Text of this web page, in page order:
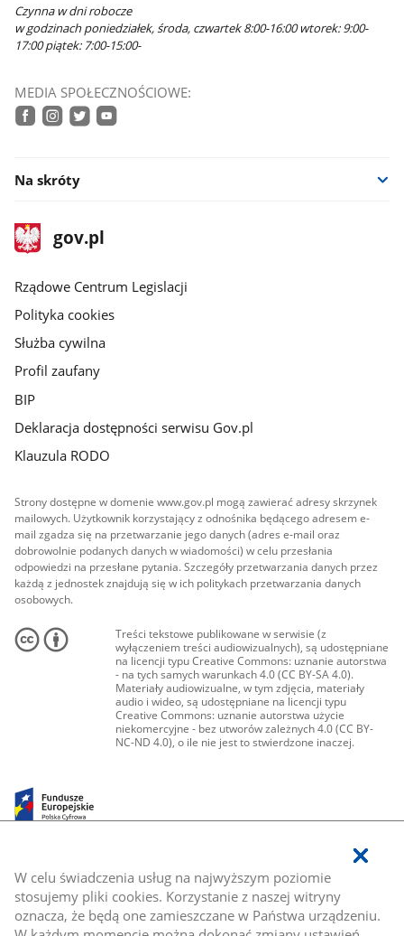
W celu świadczenia usług na najwyższym poziomie
stosujemy pliki cookies. Korzystanie z naszej witryny
oznacza, że będą one zamieszczane w Państwa urządzeniu.
Czynna w dni robocze
w godzinach poniedziałek, środa, czwartek 8:00-16:00 wtorek: 9:00-
17:00 piątek: 7:00-15:00-
MEDIA SPOŁECZNOŚCIOWE:
Na skróty
stopka
gov.plStrona
gov.pl
Rządowe Centrum Legislacji
Polityka cookies
Służba cywilna
Profil zaufany
BIP
Deklaracja dostępności serwisu Gov.pl
Klauzula RODO
Strony dostępne w domenie www.gov.pl mogą zawierać adresy skrzynek
mailowych. Użytkownik korzystający z odnośnika będącego adresem e-
mail zgadza się na przetwarzanie jego danych (adres e-mail oraz
dobrowolnie podanych danych w wiadomości) w celu przesłania
odpowiedzi na przesłane pytania. Szczegóły przetwarzania danych przez
każdą z jednostek znajdują się w ich politykach przetwarzania danych
osobowych.
Treści tekstowe publikowane w serwisie (z
wyłączeniem treści audiowizualnych), są udostępniane
na licencji typu Creative Commons: uznanie autorstwa
- na tych samych warunkach 4.0 (CC BY-SA 4.0).
Materiały audiowizualne, w tym zdjęcia, materiały
audio i wideo, są udostępniane na licencji typu
Creative Commons: uznanie autorstwa użycie
niekomercyjne - bez utworów zależnych 4.0 (CC BY-
NC-ND 4.0), o ile nie jest to stwierdzone inaczej.